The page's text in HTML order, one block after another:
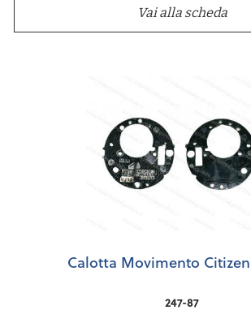
Vai alla scheda
Calotta Movimento Citizen
247-87